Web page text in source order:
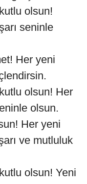
olsun!
seninle
Her yeni
olsun! Her
olsun.
Her yeni
ve mutluluk
olsun! Yeni